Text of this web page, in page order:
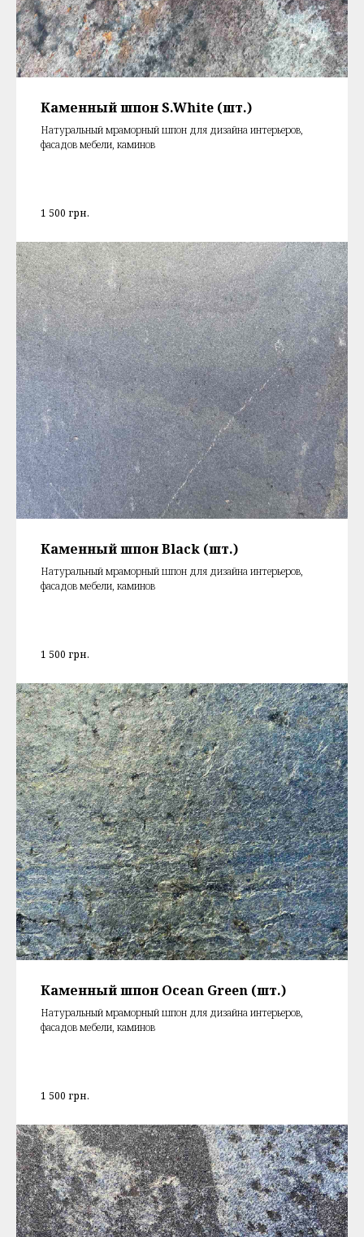
Каменный шпон S.White (шт.)
Натуральный мраморный шпон для дизайна интерьеров,
фасадов мебели, каминов
1 500 грн.
Каменный шпон Black (шт.)
Натуральный мраморный шпон для дизайна интерьеров,
фасадов мебели, каминов
1 500 грн.
Каменный шпон Ocean Green (шт.)
Натуральный мраморный шпон для дизайна интерьеров,
фасадов мебели, каминов
1 500 грн.